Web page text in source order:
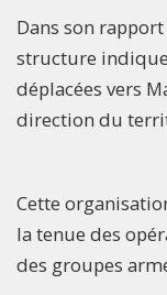
Dans son
structure
déplacées vers
direction du
Cette
la tenue des
des groupes